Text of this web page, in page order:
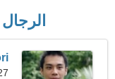
27 سنة,